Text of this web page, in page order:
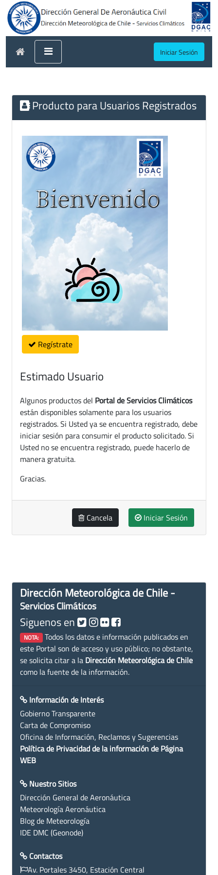
Iniciar Sesión
Producto para Usuarios Registrados
Regístrate
Estimado Usuario
Algunos productos del Portal de Servicios Climáticos
están disponibles solamente para los usuarios
registrados. Si Usted ya se encuentra registrado, debe
iniciar sesión para consumir el producto solicitado. Si
Usted no se encuentra registrado, puede hacerlo de
manera gratuita.
Gracias.
Cancela Iniciar Sesión
Dirección Meteorológica de Chile -
Servicios Climáticos
Siguenos en
NOTA: Todos los datos e información publicados en
este Portal son de acceso y uso público; no obstante,
se solicita citar a la Dirección Meteorológica de Chile
como la fuente de la información.
Información de Interés
Gobierno Transparente
Carta de Compromiso
Oficina de Información, Reclamos y Sugerencias
Política de Privacidad de la información de Página
WEB
Nuestro Sitios
Dirección General de Aeronáutica
Meteorología Aeronáutica
Blog de Meteorología
IDE DMC (Geonode)
Contactos
Av. Portales 3450, Estación Central